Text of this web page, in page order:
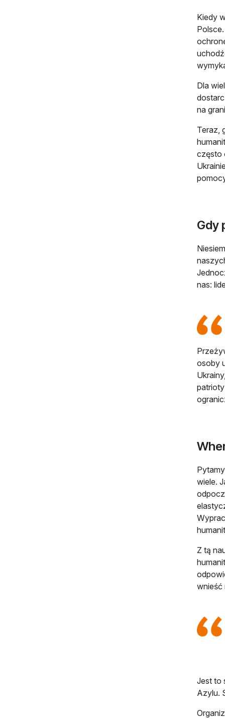
Kiedy
Dla
na
Teraz,
często
Gdy
nas:
osoby
wiele.
Z tą
wnieść
Jest to
Azylu.